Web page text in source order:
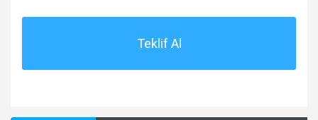
Teklif Al